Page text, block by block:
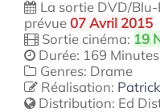
La sortie DVD/
prévue07 Avril 2015
Sortie cinéma: 19
Durée: 169 Minutes
Genres: Drame
Réalisation:
Distribution: Ed